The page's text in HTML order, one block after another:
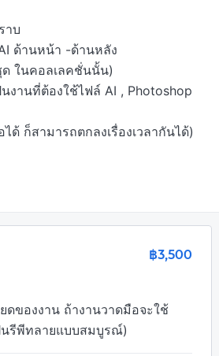
าบ
ด้านหน้า -ด้านหลัง
ในคอลเลคชั่นนั้น)
งานที่ต้องใช้ไฟล์ AI , Photoshop
ก็สามารถตกลงเรื่องเวลากันได้)
฿3,500
ของงาน ถ้างานวาดมือจะใช้
นรีพีทลายแบบสมบูรณ์)